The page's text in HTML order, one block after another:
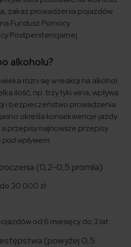
zakaz prowadzenia pojazdów
Fundusz Pomocy
Postpenitencjarnej.
alkoholu?
różni się w reakcji na alkohol.
ilość, np. trzy łyki wina, wpływa
i bezpieczeństwo prowadzenia
określa konsekwencje jazdy
przepisy najnowsze przepisy
pod wpływem.
(0,2-0,5 promila)
30 000 zł.
od 6 miesięcy do 3 lat.
(powyżej 0,5